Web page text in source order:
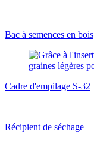
Bac à semences en bois
Cadre d'empilage S-32
Récipient de séchage